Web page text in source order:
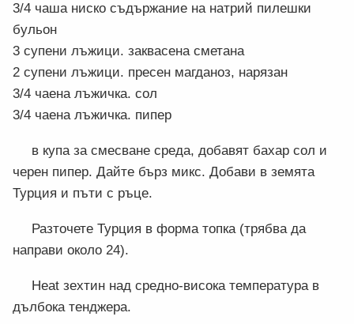
3/4 чаша ниско съдържание на натрий пилешки
бульон
3 супени лъжици. заквасена сметана
2 супени лъжици. пресен магданоз, нарязан
3/4 чаена лъжичка. сол
3/4 чаена лъжичка. пипер
в купа за смесване среда, добавят бахар сол и
черен пипер. Дайте бърз микс. Добави в земята
Турция и пъти с ръце.
Разточете Турция в форма топка (трябва да
направи около 24).
Heat зехтин над средно-висока температура в
дълбока тенджера.